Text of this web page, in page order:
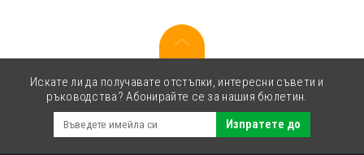
Искате ли да получавате отстъпки, интересни съвети и
ръководства? Абонирайте се за нашия бюлетин.
Изпратете до